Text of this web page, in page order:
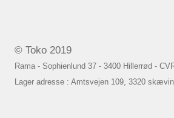
© Toko 2019
Rama - Sophienlund 37 - 3400 Hillerrød -
Lager adresse : Amtsvejen 109, 3320